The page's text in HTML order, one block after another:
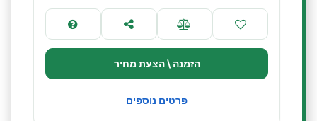
הזמנה \ הצעת מחיר
פרטים נוספים